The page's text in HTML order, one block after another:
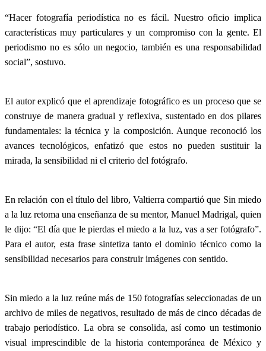
“Hacer fotografía periodística no es fácil. Nuestro oficio implica
características muy particulares y un compromiso con la gente. El
periodismo no es sólo un negocio, también es una responsabilidad
social”, sostuvo.
El autor explicó que el aprendizaje fotográfico es un proceso que se
construye de manera gradual y reflexiva, sustentado en dos pilares
fundamentales: la técnica y la composición. Aunque reconoció los
avances tecnológicos, enfatizó que estos no pueden sustituir la
mirada, la sensibilidad ni el criterio del fotógrafo.
En relación con el título del libro, Valtierra compartió que Sin miedo
a la luz retoma una enseñanza de su mentor, Manuel Madrigal, quien
le dijo: “El día que le pierdas el miedo a la luz, vas a ser fotógrafo”.
Para el autor, esta frase sintetiza tanto el dominio técnico como la
sensibilidad necesarios para construir imágenes con sentido.
Sin miedo a la luz reúne más de 150 fotografías seleccionadas de un
archivo de miles de negativos, resultado de más de cinco décadas de
trabajo periodístico. La obra se consolida, así como un testimonio
visual imprescindible de la historia contemporánea de México y